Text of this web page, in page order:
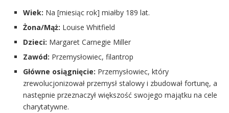
Wiek: Na [miesiąc rok] miałby 189 lat.
Żona/Mąż: Louise Whitfield
Dzieci: Margaret Carnegie Miller
Zawód: Przemysłowiec, filantrop
Główne osiągnięcie: Przemysłowiec, który
zrewolucjonizował przemysł stalowy i zbudował fortunę, a
następnie przeznaczył większość swojego majątku na cele
charytatywne.